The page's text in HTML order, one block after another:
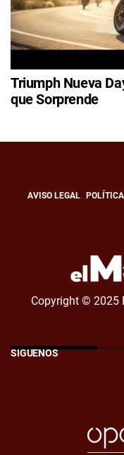
Triumph Nueva
que Sorprende
AVISO LEGAL
Copyright © 2025
SÍGUENOS